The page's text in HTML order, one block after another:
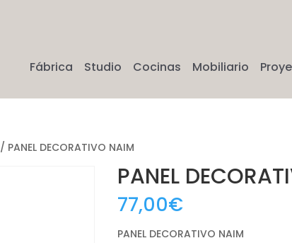
Fábrica Studio Cocinas Mobiliario
/ PANEL DECORATIVO NAIM
PANEL
77,00€
PANEL DECORATIVO NAIM